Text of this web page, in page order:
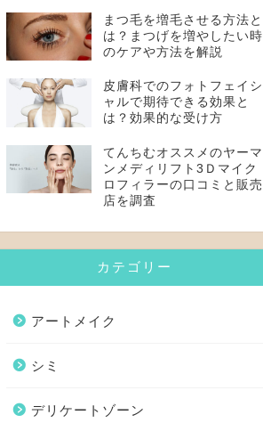
まつ毛を増毛させる方法と
は？まつげを増やしたい時
のケアや方法を解説
皮膚科でのフォトフェイシ
ャルで期待できる効果と
は？効果的な受け方
てんちむオススメのヤーマ
ンメディリフト3Ｄマイク
ロフィラーの口コミと販売
店を調査
カテゴリー
アートメイク
シミ
デリケートゾーン